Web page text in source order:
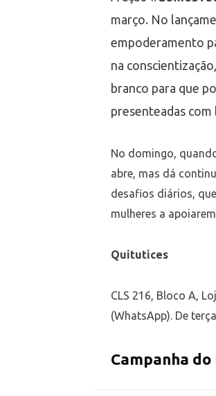
março. No
empoderamento
na
branco para que
presenteadas
No domingo,
abre, mas dá
desafios diários,
mulheres a
Quitutices
CLS 216, Bloco A,
(WhatsApp). De
Campanha